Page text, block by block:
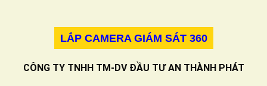
LẮP CAMERA GIÁM SÁT 360
CÔNG TY TNHH TM-DV ĐẦU TƯ AN THÀNH PHÁT